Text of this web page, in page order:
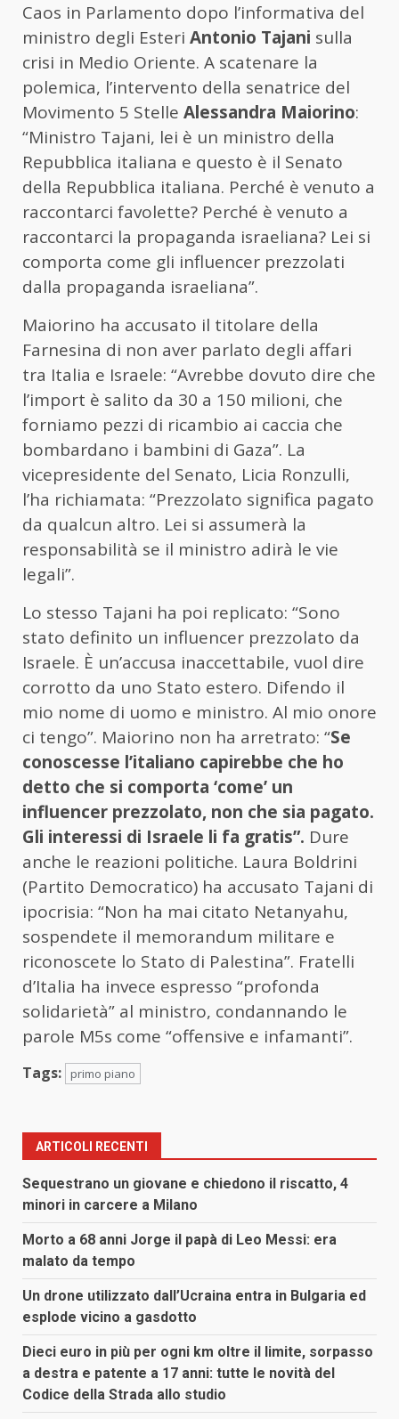
Caos in Parlamento dopo l’informativa del
ministro degli Esteri Antonio Tajani sulla
crisi in Medio Oriente. A scatenare la
polemica, l’intervento della senatrice del
Movimento 5 Stelle Alessandra Maiorino:
“Ministro Tajani, lei è un ministro della
Repubblica italiana e questo è il Senato
della Repubblica italiana. Perché è venuto a
raccontarci favolette? Perché è venuto a
raccontarci la propaganda israeliana? Lei si
comporta come gli influencer prezzolati
dalla propaganda israeliana”.
Maiorino ha accusato il titolare della
Farnesina di non aver parlato degli affari
tra Italia e Israele: “Avrebbe dovuto dire che
l’import è salito da 30 a 150 milioni, che
forniamo pezzi di ricambio ai caccia che
bombardano i bambini di Gaza”. La
vicepresidente del Senato, Licia Ronzulli,
l’ha richiamata: “Prezzolato significa pagato
da qualcun altro. Lei si assumerà la
responsabilità se il ministro adirà le vie
legali”.
Lo stesso Tajani ha poi replicato: “Sono
stato definito un influencer prezzolato da
Israele. È un’accusa inaccettabile, vuol dire
corrotto da uno Stato estero. Difendo il
mio nome di uomo e ministro. Al mio onore
ci tengo”. Maiorino non ha arretrato: “Se
conoscesse l’italiano capirebbe che ho
detto che si comporta ‘come’ un
influencer prezzolato, non che sia pagato.
Gli interessi di Israele li fa gratis”. Dure
anche le reazioni politiche. Laura Boldrini
(Partito Democratico) ha accusato Tajani di
ipocrisia: “Non ha mai citato Netanyahu,
sospendete il memorandum militare e
riconoscete lo Stato di Palestina”. Fratelli
d’Italia ha invece espresso “profonda
solidarietà” al ministro, condannando le
parole M5s come “offensive e infamanti”.
Tags: primo piano
ARTICOLI RECENTI
Sequestrano un giovane e chiedono il riscatto, 4
minori in carcere a Milano
Morto a 68 anni Jorge il papà di Leo Messi: era
malato da tempo
Un drone utilizzato dall’Ucraina entra in Bulgaria ed
esplode vicino a gasdotto
Dieci euro in più per ogni km oltre il limite, sorpasso
a destra e patente a 17 anni: tutte le novità del
Codice della Strada allo studio